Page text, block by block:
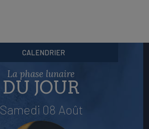
CALENDRIER
La phase lunaire
DU JOUR
Samedi 08 Août